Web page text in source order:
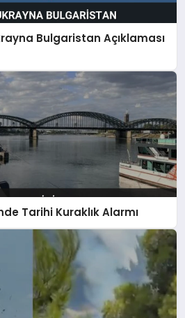
Bulgaristan Açıklaması
Tarihi Kuraklık Alarmı